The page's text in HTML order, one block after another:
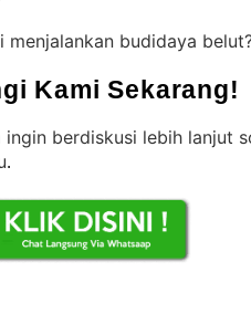
menjalankan budidaya
Kami Sekarang!
ingin berdiskusi lebih lanjut
.